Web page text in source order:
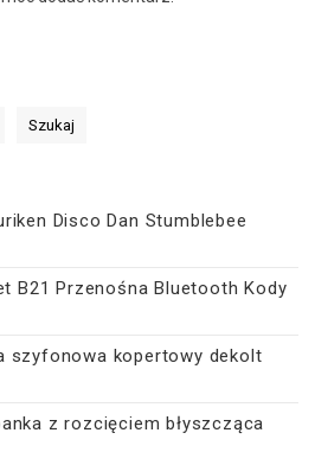
Szukaj
Disco Dan Stumblebee
B21 Przenośna Bluetooth Kody
szyfonowa kopertowy dekolt
z rozcięciem błyszcząca